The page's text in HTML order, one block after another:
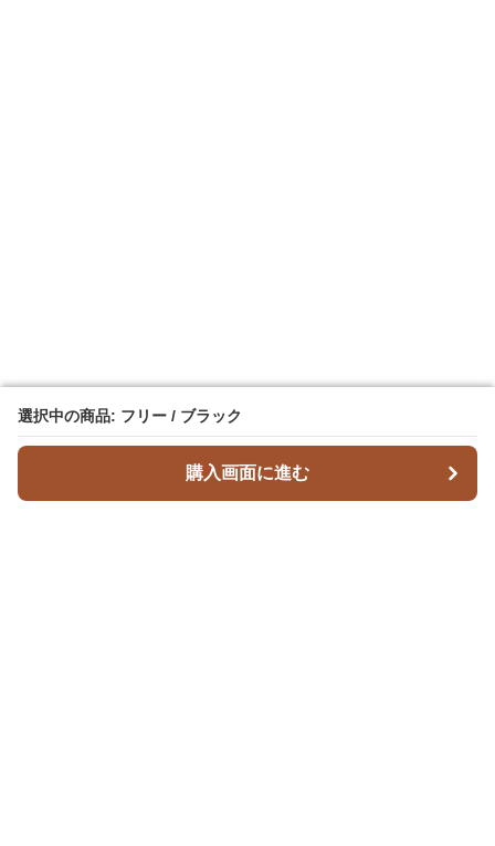
選択中の商品: フリー / ブラック
購入画面に進む
選択中の商品: フリー / ブラック
購入画面に進む